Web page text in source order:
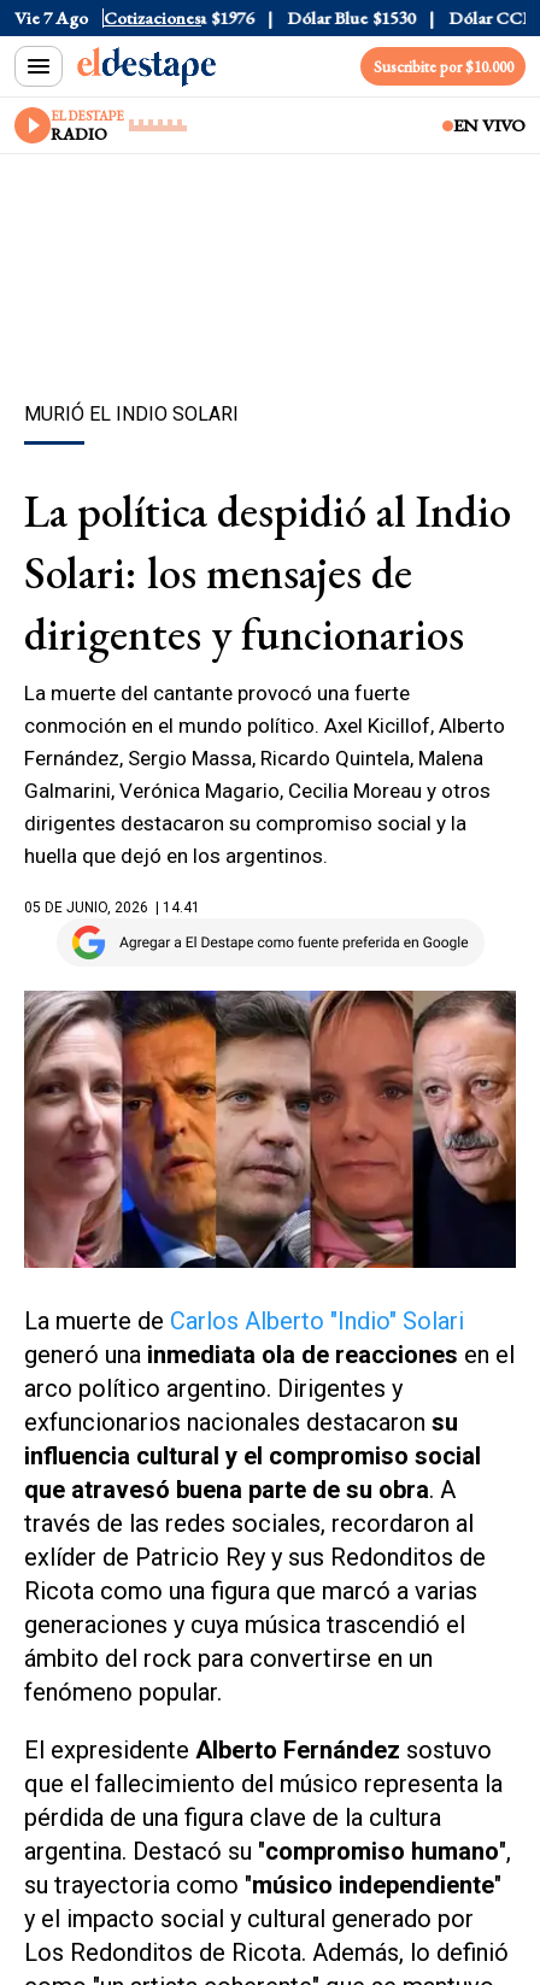
Vie 7 Ago Cotizaciones
Dólar Tarjeta $1976 Dólar Blue $1530 Dólar CCL
Suscribite por $10.000
EL DESTAPE
RADIO EN VIVO
MURIÓ EL INDIO SOLARI
La política despidió al Indio
Solari: los mensajes de
dirigentes y funcionarios
La muerte del cantante provocó una fuerte
conmoción en el mundo político. Axel Kicillof, Alberto
Fernández, Sergio Massa, Ricardo Quintela, Malena
Galmarini, Verónica Magario, Cecilia Moreau y otros
dirigentes destacaron su compromiso social y la
huella que dejó en los argentinos.
05 DE JUNIO, 2026 | 14.41
La muerte de Carlos Alberto "Indio" Solari
generó una inmediata ola de reacciones en el
arco político argentino. Dirigentes y
exfuncionarios nacionales destacaron su
influencia cultural y el compromiso social
que atravesó buena parte de su obra. A
través de las redes sociales, recordaron al
exlíder de Patricio Rey y sus Redonditos de
Ricota como una figura que marcó a varias
generaciones y cuya música trascendió el
ámbito del rock para convertirse en un
fenómeno popular.
El expresidente Alberto Fernández sostuvo
que el fallecimiento del músico representa la
pérdida de una figura clave de la cultura
argentina. Destacó su "compromiso humano",
su trayectoria como "músico independiente"
y el impacto social y cultural generado por
Los Redonditos de Ricota. Además, lo definió